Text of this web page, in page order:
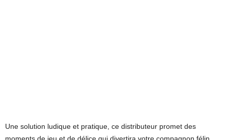
Une solution ludique et pratique, ce distributeur promet des